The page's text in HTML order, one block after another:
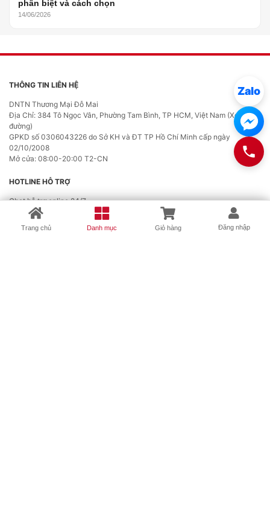
Trang chủ Danh mục Giỏ hàng Đăng nhập
Danh Mục Sản Phẩm
phân biệt và cách chọn
14/06/2026
THÔNG TIN LIÊN HỆ
DNTN Thương Mại Đỗ Mai
Địa Chỉ: 384 Tô Ngọc Vân, Phường Tam Bình, TP HCM, Việt Nam (Xem chỉ
đường)
GPKD số 0306043226 do Sở KH và ĐT TP Hồ Chí Minh cấp ngày
02/10/2008
Mở cửa: 08:00-20:00 T2-CN
HOTLINE HỖ TRỢ
Chat hỗ trợ online 24/7
Zalo